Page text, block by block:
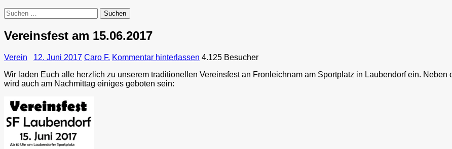
Suchen
nach:
Vereinsfest am 15.06.2017
Verein 12. Juni 2017 Caro F. Kommentar hinterlassen 4.125 Besucher
Wir laden Euch alle herzlich zu unserem traditionellen Vereinsfest an Fronleichnam am Sportplatz in Laubendorf ein.
wird auch am Nachmittag einiges geboten sein: